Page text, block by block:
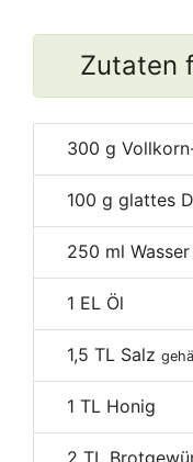
Zutaten
300 g
100 g glattes
250 ml Wasser
1 EL Öl
1,5 TL Salz
1 TL Honig
2 TL